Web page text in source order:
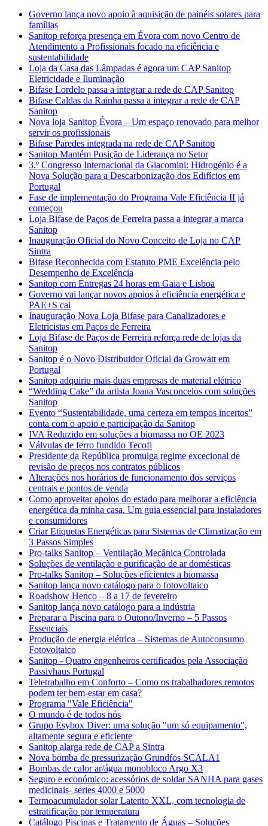
Governo lança novo apoio à aquisição de painéis solares para
famílias
Sanitop reforça presença em Évora com novo Centro de
Atendimento a Profissionais focado na eficiência e
sustentabilidade
Loja da Casa das Lâmpadas é agora um CAP Sanitop
Eletricidade e Iluminação
Bifase Lordelo passa a integrar a rede de CAP Sanitop
Bifase Caldas da Rainha passa a integrar a rede de CAP
Sanitop
Nova loja Sanitop Évora – Um espaço renovado para melhor
servir os profissionais
Bifase Paredes integrada na rede de CAP Sanitop
Sanitop Mantém Posição de Liderança no Setor
3.º Congresso Internacional da Giacomini: Hidrogénio é a
Nova Solução para a Descarbonização dos Edifícios em
Portugal
Fase de implementação do Programa Vale Eficiência II já
começou
Loja Bifase de Paços de Ferreira passa a integrar a marca
Sanitop
Inauguração Oficial do Novo Conceito de Loja no CAP
Sintra
Bifase Reconhecida com Estatuto PME Excelência pelo
Desempenho de Excelência
Sanitop com Entregas 24 horas em Gaia e Lisboa
Governo vai lançar novos apoios à eficiência energética e
PAE+S cai
Inauguração Nova Loja Bifase para Canalizadores e
Eletricistas em Paços de Ferreira
Loja Bifase de Paços de Ferreira reforça rede de lojas da
Sanitop
Sanitop é o Novo Distribuidor Oficial da Growatt em
Portugal
Sanitop adquiriu mais duas empresas de material elétrico
“Wedding Cake” da artista Joana Vasconcelos com soluções
Sanitop
Evento “Sustentabilidade, uma certeza em tempos incertos”
conta com o apoio e participação da Sanitop
IVA Reduzido em soluções a biomassa no OE 2023
Válvulas de ferro fundido Tecofi
Presidente da República promulga regime excecional de
revisão de preços nos contratos públicos
Alterações nos horários de funcionamento dos serviços
centrais e pontos de venda
Como aproveitar apoios do estado para melhorar a eficiência
energética da minha casa. Um guia essencial para instaladores
e consumidores
Criar Etiquetas Energéticas para Sistemas de Climatização em
3 Passos Simples
Pro-talks Sanitop – Ventilação Mecânica Controlada
Soluções de ventilação e purificação de ar domésticas
Pro-talks Sanitop – Soluções eficientes a biomassa
Sanitop lança novo catálogo para o fotovoltaico
Roadshow Henco – 8 a 17 de fevereiro
Sanitop lança novo catálogo para a indústria
Preparar a Piscina para o Outono/Inverno – 5 Passos
Essenciais
Produção de energia elétrica – Sistemas de Autoconsumo
Fotovoltaico
Sanitop - Quatro engenheiros certificados pela Associação
Passivhaus Portugal
Teletrabalho em Conforto – Como os trabalhadores remotos
podem ter bem-estar em casa?
Programa "Vale Eficiência"
O mundo é de todos nós
Grupo Esybox Diver: uma solução "um só equipamento",
altamente segura e eficiente
Sanitop alarga rede de CAP a Sintra
Nova bomba de pressurização Grundfos SCALA1
Bombas de calor ar/água monobloco Argo X3
Seguro e económico: acessórios de soldar SANHA para gases
medicinais- series 4000 e 5000
Termoacumulador solar Latento XXL, com tecnologia de
estratificação por temperatura
Catálogo Piscinas e Tratamento de Águas – Soluções